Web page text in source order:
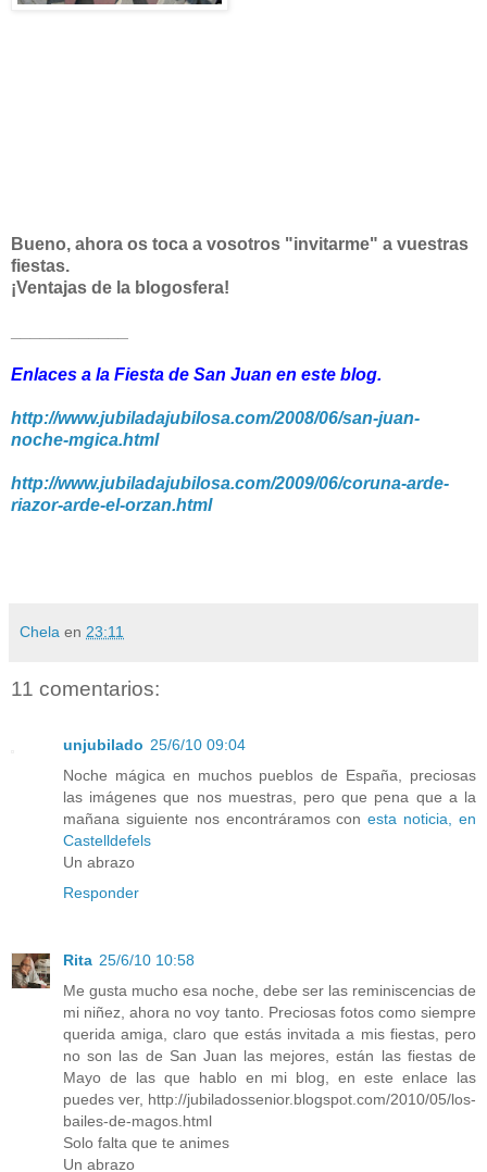
Bueno, ahora os toca a vosotros "invitarme" a vuestras
fiestas.
¡Ventajas de la blogosfera!
Enlaces a la Fiesta de San Juan en este blog.
http://www.jubiladajubilosa.com/2008/06/san-juan-
noche-mgica.html
http://www.jubiladajubilosa.com/2009/06/coruna-arde-
riazor-arde-el-orzan.html
Chela en 23:11
11 comentarios:
unjubilado 25/6/10 09:04
Noche mágica en muchos pueblos de España, preciosas
las imágenes que nos muestras, pero que pena que a la
mañana siguiente nos encontráramos conesta noticia, en
Castelldefels
Un abrazo
Responder
Rita 25/6/10 10:58
Me gusta mucho esa noche, debe ser las reminiscencias de
mi niñez, ahora no voy tanto. Preciosas fotos como siempre
querida amiga, claro que estás invitada a mis fiestas, pero
no son las de San Juan las mejores, están las fiestas de
Mayo de las que hablo en mi blog, en este enlace las
puedes ver, http://jubiladossenior.blogspot.com/2010/05/los-
bailes-de-magos.html
Solo falta que te animes
Un abrazo